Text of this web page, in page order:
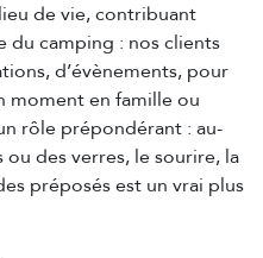
de vie, contribuant
du camping : nos clients
d’évènements, pour
moment en famille ou
rôle prépondérant : au-
des verres, le sourire, la
préposés est un vrai plus